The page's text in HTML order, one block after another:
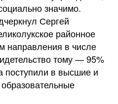
значимо.
Сергей
районное
направления в числе
тому — 95%
поступили в высшие и